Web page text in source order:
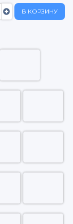
В КОРЗИНУ